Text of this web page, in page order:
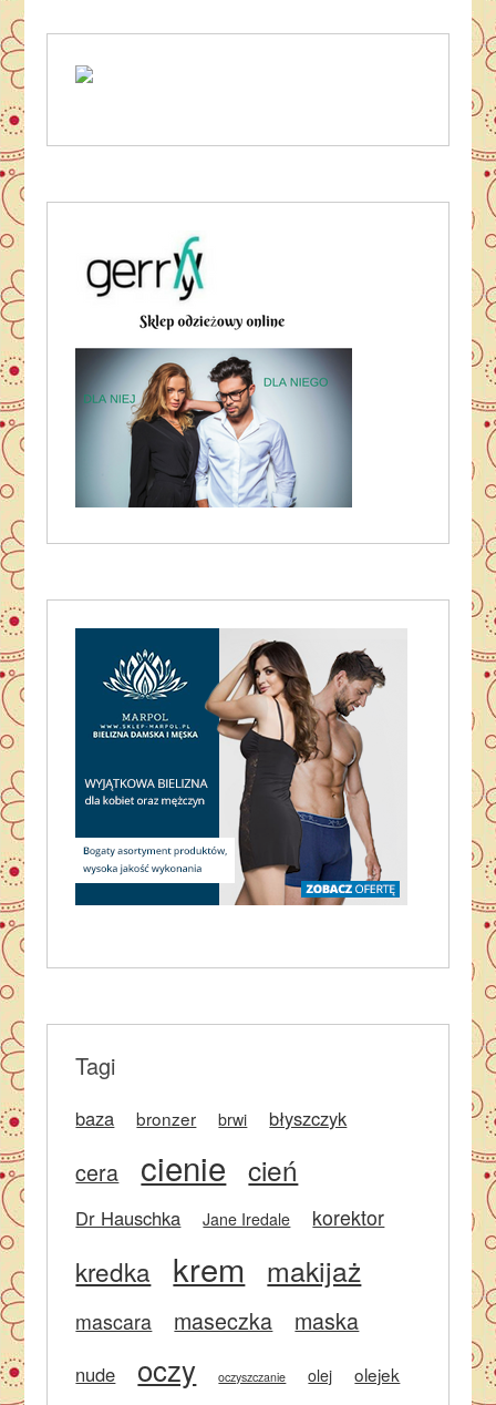
Tagi
baza bronzer brwi błyszczyk
cera cienie cień
Dr Hauschka Jane Iredale korektor
kredka krem makijaż
mascara maseczka maska
nude oczy oczyszczanie olej olejek